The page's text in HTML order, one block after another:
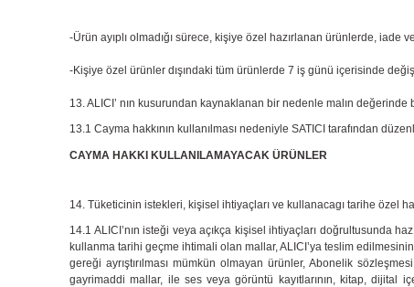
-Ürün ayıplı olmadığı sürece, kişiye özel hazırlanan ürünlerde, iade
-Kişiye özel ürünler dışındaki tüm ürünlerde 7 iş günü içerisinde
13. ALICI’ nın kusurundan kaynaklanan bir nedenle malın değerinde
13.1 Cayma hakkının kullanılması nedeniyle SATICI tarafından
CAYMA HAKKI KULLANILAMAYACAK ÜRÜNLER
14. Tüketicinin istekleri, kişisel ihtiyaçları ve kullanacagı tarihe özel
14.1 ALICI’nın isteği veya açıkça kişisel ihtiyaçları doğrultusunda
kullanma tarihi geçme ihtimali olan mallar, ALICI’ya teslim
gereği ayrıştırılması mümkün olmayan ürünler, Abonelik
gayrimaddi mallar, ile ses veya görüntü kayıtlarının, kitap, dijital